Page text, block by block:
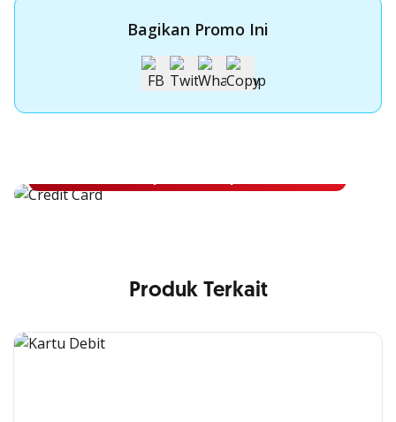
Bagikan Promo Ini
Apply Kartu Kredit OCBC NISP
Produk Terkait